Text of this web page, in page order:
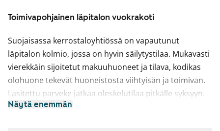
Toimivapohjainen läpitalon vuokrakoti
Suojaisassa kerrostaloyhtiössä on vapautunut
läpitalon kolmio, jossa on hyvin säilytystilaa. Mukavasti
vierekkäin sijoitetut makuuhuoneet ja tilava, kodikas
olohuone tekevät huoneistosta viihtyisän ja toimivan.
Lasitettu parveke jatkaa oleskelutilaa pitkälle syksyyn.
Suuret ikkunat päästävät luonnonvalon osaksi kotia.
Näytä enemmän